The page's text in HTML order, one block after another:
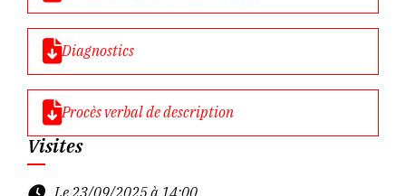
Diagnostics
Procès verbal de description
Visites
Le 23/09/2025 à 14:00